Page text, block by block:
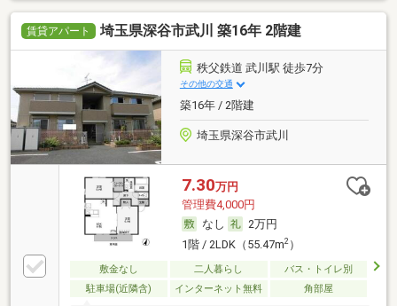
賃貸アパート 埼玉県深谷市武川 築16年 2階建
秩父鉄道 武川駅 徒歩7分
その他の交通
築16年 / 2階建
埼玉県深谷市武川
7.30万円
管理費4,000円
なし
2万円
1階 / 2LDK（55.47m2）
敷金なし 二人暮らし
バス・トイレ別
駐車場(近隣含)
インターネット無料 角部屋